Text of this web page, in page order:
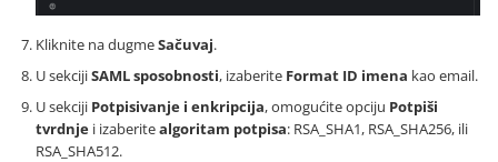
Kliknite na dugmeSačuvaj.
U sekcijiSAML sposobnosti, izaberite Format ID imena kao email.
U sekciji Potpisivanje i enkripcija, omogućite opciju Potpiši
tvrdnje i izaberitealgoritam potpisa: RSA_SHA1, RSA_SHA256, ili
RSA_SHA512.